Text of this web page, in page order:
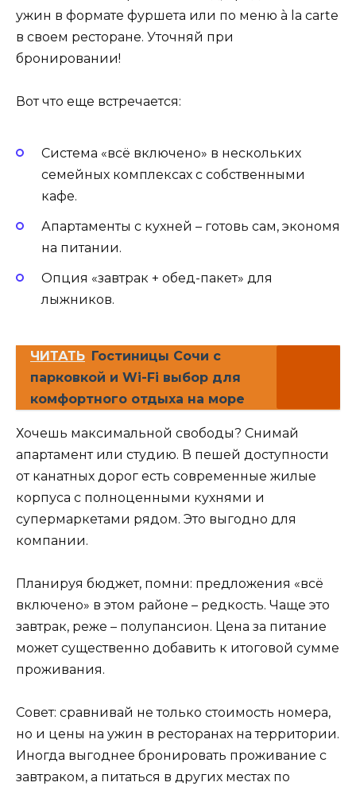
ужин в формате фуршета или по меню à la carte
в своем ресторане. Уточняй при
бронировании!
Вот что еще встречается:
Система «всё включено» в нескольких
семейных комплексах с собственными
кафе.
Апартаменты с кухней – готовь сам, экономя
на питании.
Опция «завтрак + обед-пакет» для
лыжников.
ЧИТАТЬ Гостиницы Сочи с
парковкой и Wi-Fi выбор для
комфортного отдыха на море
Хочешь максимальной свободы? Снимай
апартамент или студию. В пешей доступности
от канатных дорог есть современные жилые
корпуса с полноценными кухнями и
супермаркетами рядом. Это выгодно для
компании.
Планируя бюджет, помни: предложения «всё
включено» в этом районе – редкость. Чаще это
завтрак, реже – полупансион. Цена за питание
может существенно добавить к итоговой сумме
проживания.
Совет: сравнивай не только стоимость номера,
но и цены на ужин в ресторанах на территории.
Иногда выгоднее бронировать проживание с
завтраком, а питаться в других местах по